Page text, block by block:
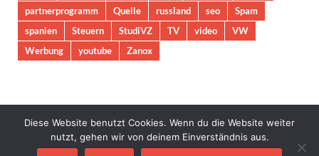
partnerprogramm
Quelle russland seo
Spam
spanien
Steuern StudiVZ TV video
VW
Werbung
youtube Zanox
Copyright © 2026Freeweb24.de.
Diese Website benutzt Cookies. Wenn du die Website weiter
nutzt, gehen wir von deinem Einverständnis aus.